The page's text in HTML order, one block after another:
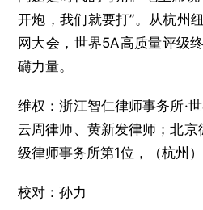
开炮，我们就要打”。从杭州
网大会，世界5A高质量评级
礴力量。
维权：浙江智仁律师事务所·
云周律师、黄新发律师；北京
级律师事务所第1位，（杭州）
校对：孙力